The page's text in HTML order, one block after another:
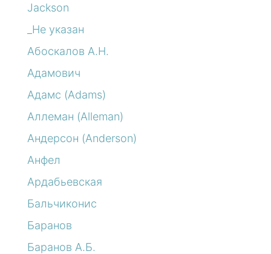
Jackson
_Не указан
Абоскалов А.Н.
Адамович
Адамс (Adams)
Аллеман (Alleman)
Андерсон (Anderson)
Анфел
Ардабьевская
Бальчиконис
Баранов
Баранов А.Б.